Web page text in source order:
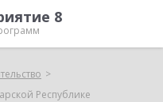
8
Республике